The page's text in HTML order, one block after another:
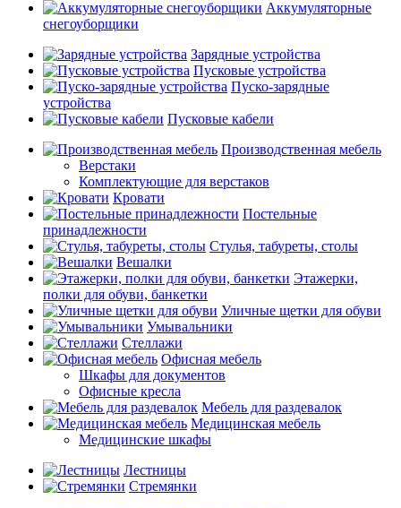
Аккумуляторные
снегоуборщики
Зарядные устройства
Пусковые устройства
Пуско-зарядные
устройства
Пусковые кабели
Производственная мебель
Верстаки
Комплектующие для верстаков
Кровати
Постельные
принадлежности
Стулья, табуреты, столы
Вешалки
Этажерки,
полки для обуви, банкетки
Уличные щетки для обуви
Умывальники
Стеллажи
Офисная мебель
Шкафы для документов
Офисные кресла
Мебель для раздевалок
Медицинская мебель
Медицинские шкафы
Лестницы
Стремянки